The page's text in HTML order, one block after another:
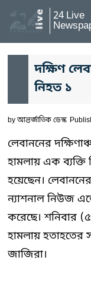
24 Live
দক্ষিণ
নিহত ১
byআন্তর্জাতিক ডেস্ক
লেবাননের
হামলায় এক
হয়েছেন। লেবাননের
ন্যাশনাল নিউজ
করেছে। শনিবার
হামলায়
জাজিরা।